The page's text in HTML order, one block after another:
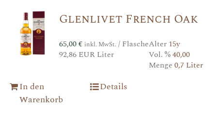
Glenlivet French Oak
65,00€ inkl. MwSt./ Flasche
92,86 EUR Liter
Alter 15y
Vol. %40,00
Menge 0,7 Liter
In den
Warenkorb
Details